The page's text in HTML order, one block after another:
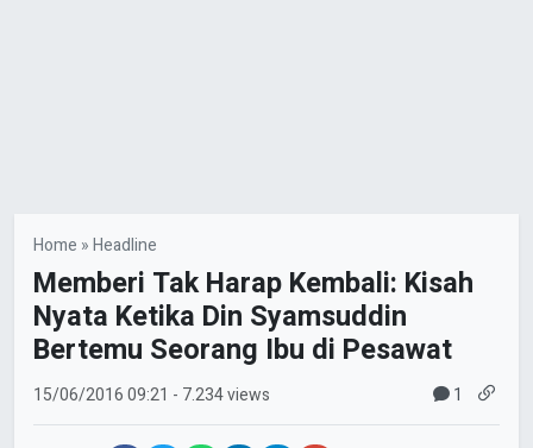
Home »Headline
Memberi Tak Harap Kembali: Kisah
Nyata Ketika Din Syamsuddin
Bertemu Seorang Ibu di Pesawat
15/06/201609:21 - 7.234 views 1